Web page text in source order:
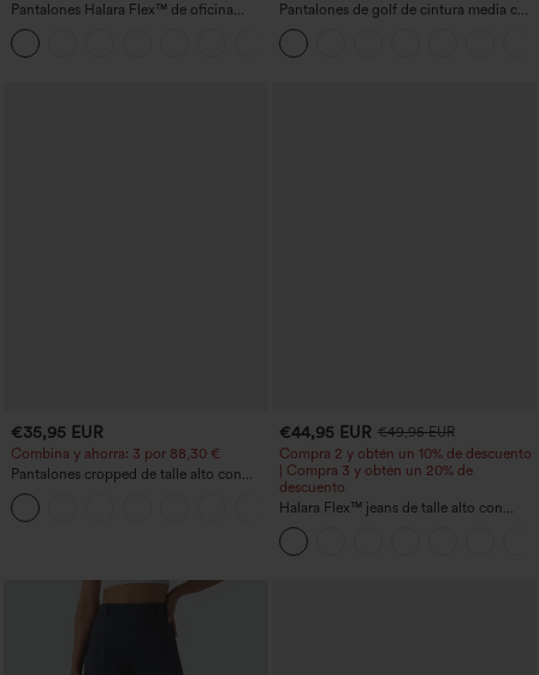
Pantalones Halara Flex™ de oficina
anchos plisados de tiro alto con bolsillos
en tela tipo gofre
Pantalones de golf de cintura media con
cordón, dobladillo curvo, secado rápido,
de corte cónico y con bolsillos - UPF40+
€35,95 EUR
Combina y ahorra: 3 por 88,30 €
Pantalones cropped de talle alto con
bolsillos con cremallera y efecto lino
+7
€44,95 EUR €49,95 EUR
Compra 2 y obtén un 10% de descuento
| Compra 3 y obtén un 20% de
descuento
Halara Flex™ jeans de talle alto con
bolsillos, dobladillo enrollado, pierna
ancha y efecto lavado, estilo casual